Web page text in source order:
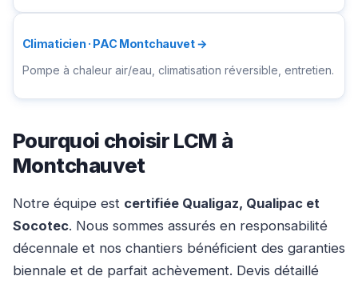
Climaticien · PAC Montchauvet →
Pompe à chaleur air/eau, climatisation réversible, entretien.
Pourquoi choisir LCM à
Montchauvet
Notre équipe est certifiée Qualigaz, Qualipac et
Socotec. Nous sommes assurés en responsabilité
décennale et nos chantiers bénéficient des garanties
biennale et de parfait achèvement. Devis détaillé